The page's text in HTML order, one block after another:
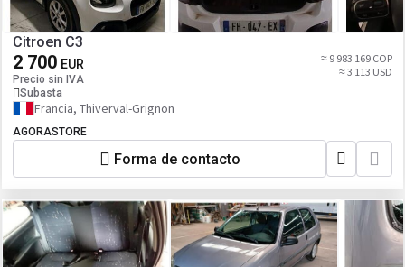
Citroen C3
2 700 EUR
Precio sin IVA
Subasta
≈ 9 983 169 COP
≈ 3 113 USD
Francia, Thiverval-Grignon
AGORASTORE
Forma de contacto